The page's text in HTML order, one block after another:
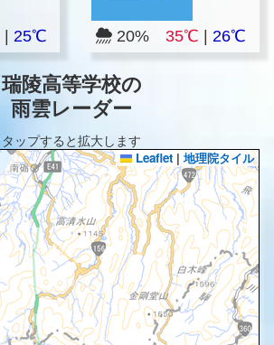
25℃ 20% 35℃ |26℃
瑞陵高等学校の
雨雲レーダー
タップすると拡大します
Leaflet | 地理院タイル